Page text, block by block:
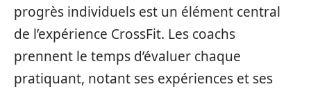
progrès individuels est un élément central
de l’expérience CrossFit. Les coachs
prennent le temps d’évaluer chaque
pratiquant, notant ses expériences et ses